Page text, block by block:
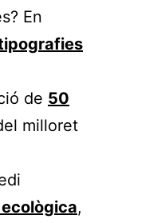
En
de 50
milloret
,